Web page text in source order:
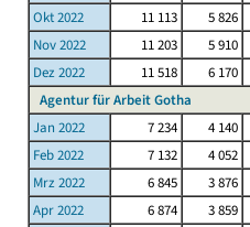
Okt 2022
11 113 5 826
Nov 2022
11 203 5 910
Dez 2022
11 518 6 170
Agentur für Arbeit Gotha
Jan 2022
7 234 4 140
Feb 2022
7 132 4 052
Mrz 2022
6 845 3 876
Apr 2022
6 874 3 859